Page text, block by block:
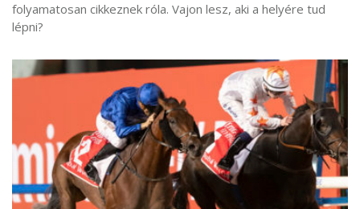
folyamatosan cikkeznek róla. Vajon lesz, aki a helyére tud
lépni?